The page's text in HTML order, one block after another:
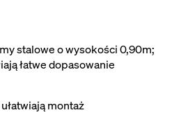
stalowe o wysokości 0,90m;
łatwe dopasowanie
montaż